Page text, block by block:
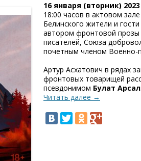
16 января (вторник) 2023
18:00 часов в актовом
Белинского жители и
автором фронтовой прозы
писателей, Союза
почетным членом Военно-
Артур Асхатович в рядах
фронтовых товарищей
псевдонимом Булат Арсал
Читать далее →